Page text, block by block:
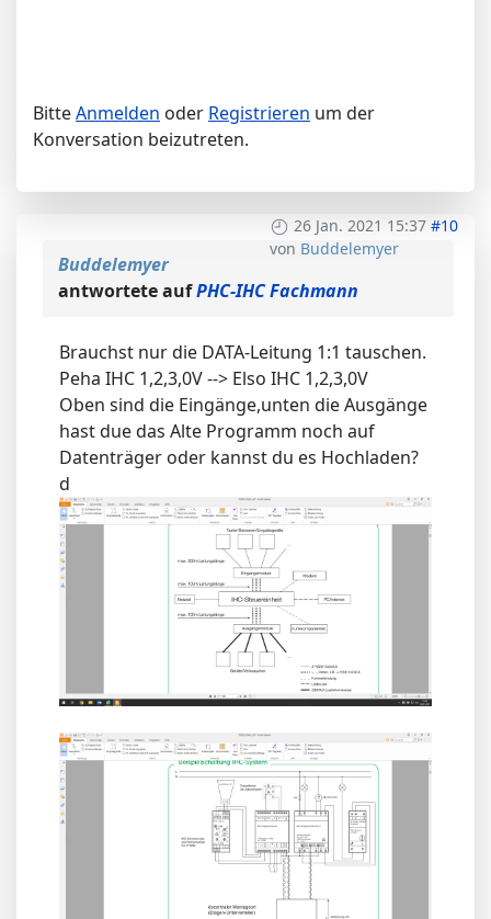
BitteAnmelden oder Registrieren um der
Konversation beizutreten.
26 Jan. 2021 15:37 #10
von Buddelemyer
Buddelemyer
antwortete aufPHC-IHC Fachmann
Brauchst nur die DATA-Leitung 1:1 tauschen.
Peha IHC 1,2,3,0V --> Elso IHC 1,2,3,0V
Oben sind die Eingänge,unten die Ausgänge
hast due das Alte Programm noch auf
Datenträger oder kannst du es Hochladen?
d